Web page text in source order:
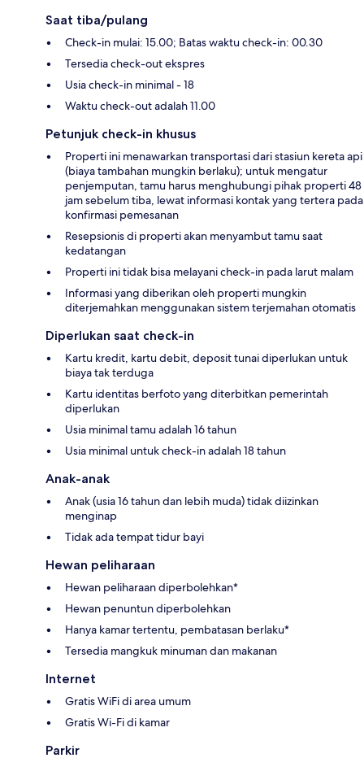
Saat tiba/pulang
Check-in mulai: 15.00; Batas waktu check-in: 00.30
Tersedia check-out ekspres
Usia check-in minimal - 18
Waktu check-out adalah 11.00
Petunjuk check-in khusus
Properti ini menawarkan transportasi dari stasiun kereta api
(biaya tambahan mungkin berlaku); untuk mengatur
penjemputan, tamu harus menghubungi pihak properti 48
jam sebelum tiba, lewat informasi kontak yang tertera pada
konfirmasi pemesanan
Resepsionis di properti akan menyambut tamu saat
kedatangan
Properti ini tidak bisa melayani check-in pada larut malam
Informasi yang diberikan oleh properti mungkin
diterjemahkan menggunakan sistem terjemahan otomatis
Diperlukan saat check-in
Kartu kredit, kartu debit, deposit tunai diperlukan untuk
biaya tak terduga
Kartu identitas berfoto yang diterbitkan pemerintah
diperlukan
Usia minimal tamu adalah 16 tahun
Usia minimal untuk check-in adalah 18 tahun
Anak-anak
Anak (usia 16 tahun dan lebih muda) tidak diizinkan
menginap
Tidak ada tempat tidur bayi
Hewan peliharaan
Hewan peliharaan diperbolehkan*
Hewan penuntun diperbolehkan
Hanya kamar tertentu, pembatasan berlaku*
Tersedia mangkuk minuman dan makanan
Internet
Gratis WiFi di area umum
Gratis Wi-Fi di kamar
Parkir